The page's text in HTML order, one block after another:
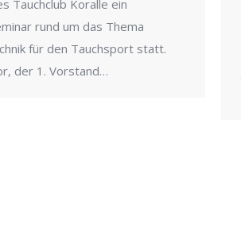
Tauchclub Koralle ein
rund um das Thema
für den Tauchsport statt.
der 1. Vorstand…